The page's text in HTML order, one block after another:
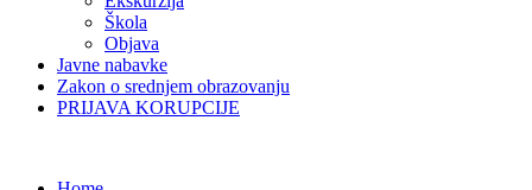
Škola
Objava
Javne nabavke
Zakon o srednjem obrazovanju
PRIJAVA KORUPCIJE